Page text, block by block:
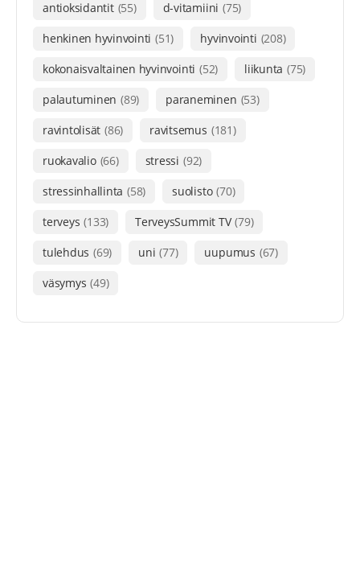
antioksidantit (55) d-vitamiini (75)
henkinen hyvinvointi (51) hyvinvointi (208)
kokonaisvaltainen hyvinvointi (52) liikunta (75)
palautuminen (89) paraneminen (53)
ravintolisät (86) ravitsemus (181)
ruokavalio (66) stressi (92)
stressinhallinta (58) suolisto (70)
terveys (133) TerveysSummit TV (79)
tulehdus (69) uni (77) uupumus (67)
väsymys (49)